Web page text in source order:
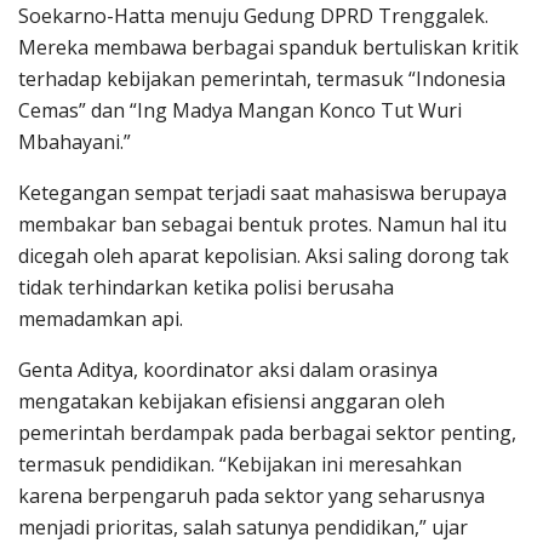
Soekarno-Hatta menuju Gedung DPRD Trenggalek.
Mereka membawa berbagai spanduk bertuliskan kritik
terhadap kebijakan pemerintah, termasuk “Indonesia
Cemas” dan “Ing Madya Mangan Konco Tut Wuri
Mbahayani.”
Ketegangan sempat terjadi saat mahasiswa berupaya
membakar ban sebagai bentuk protes. Namun hal itu
dicegah oleh aparat kepolisian. Aksi saling dorong tak
tidak terhindarkan ketika polisi berusaha
memadamkan api.
Genta Aditya, koordinator aksi dalam orasinya
mengatakan kebijakan efisiensi anggaran oleh
pemerintah berdampak pada berbagai sektor penting,
termasuk pendidikan. “Kebijakan ini meresahkan
karena berpengaruh pada sektor yang seharusnya
menjadi prioritas, salah satunya pendidikan,” ujar